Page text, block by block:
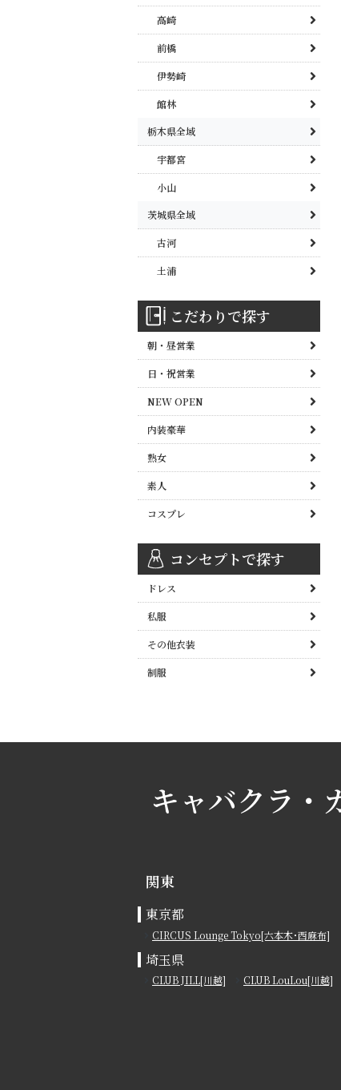
高崎
前橋
伊勢崎
館林
栃木県全域
宇都宮
小山
茨城県全域
古河
土浦
こだわりで探す
朝・昼営業
日・祝営業
NEW OPEN
内装豪華
熟女
素人
コスプレ
コンセプトで探す
ドレス
私服
その他衣装
制服
キャバクラ・
関東
東京都
CIRCUS Lounge Tokyo[六本木･西麻布]
埼玉県
CLUB JILL[川越] CLUB LouLou[川越]